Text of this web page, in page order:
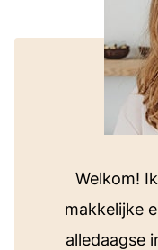
Welkom!
makkelijke
alledaagse